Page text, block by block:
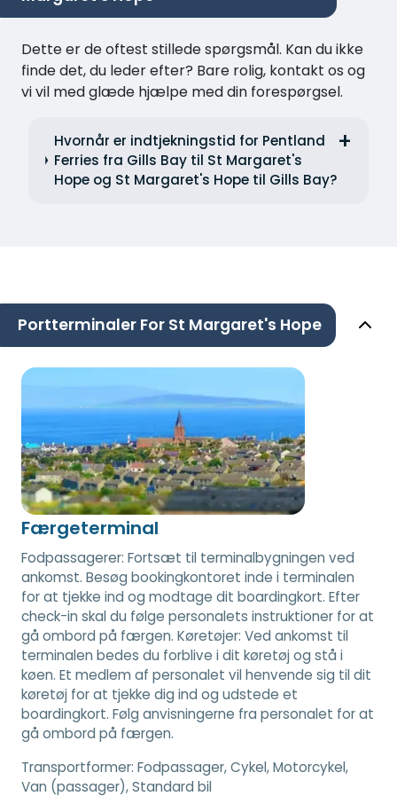
Dette er de oftest stillede spørgsmål. Kan du ikke
finde det, du leder efter? Bare rolig, kontakt os og
vi vil med glæde hjælpe med din forespørgsel.
Hvornår er indtjekningstid for Pentland
Ferries fra Gills Bay til St Margaret's
Hope og St Margaret's Hope til Gills Bay?
Portterminaler For St Margaret's Hope
Færgeterminal
Fodpassagerer: Fortsæt til terminalbygningen ved
ankomst. Besøg bookingkontoret inde i terminalen
for at tjekke ind og modtage dit boardingkort. Efter
check-in skal du følge personalets instruktioner for at
gå ombord på færgen. Køretøjer: Ved ankomst til
terminalen bedes du forblive i dit køretøj og stå i
køen. Et medlem af personalet vil henvende sig til dit
køretøj for at tjekke dig ind og udstede et
boardingkort. Følg anvisningerne fra personalet for at
gå ombord på færgen.
Transportformer: Fodpassager, Cykel, Motorcykel,
Van (passager), Standard bil